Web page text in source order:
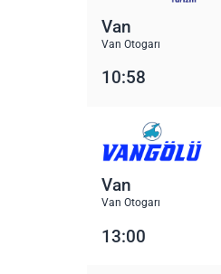
Van
Van Otogarı
10:58
Van
Van Otogarı
13:00